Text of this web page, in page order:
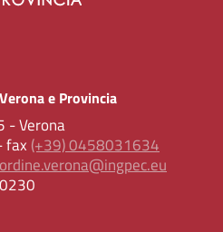
e Provincia
- Verona
fax (+39) 0458031634
ordine.verona@ingpec.eu